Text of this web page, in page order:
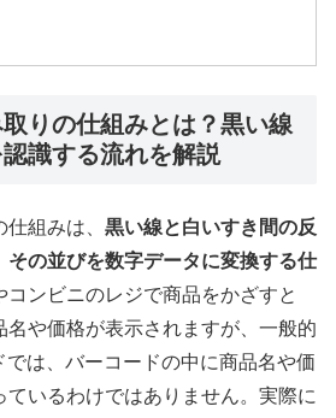
りの仕組みとは？黒い線
識する流れを解説
組みは、 黒い線と白いすき間の反
その並びを数字データに変換する仕
コンビニのレジで商品をかざすと
名や価格が表示されますが、一般的
は、バーコードの中に商品名や価
ているわけではありません。実際に